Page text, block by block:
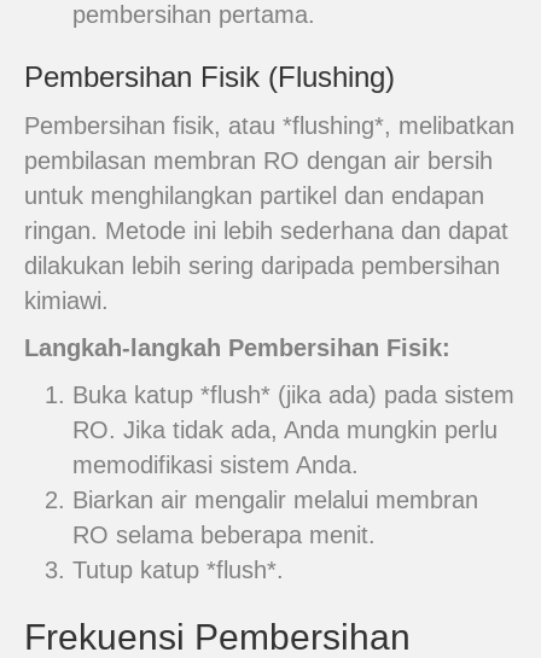
pembersihan pertama.
Pembersihan Fisik (Flushing)
Pembersihan fisik, atau *flushing*, melibatkan
pembilasan membran RO dengan air bersih
untuk menghilangkan partikel dan endapan
ringan. Metode ini lebih sederhana dan dapat
dilakukan lebih sering daripada pembersihan
kimiawi.
Langkah-langkah Pembersihan Fisik:
Buka katup *flush* (jika ada) pada sistem
RO. Jika tidak ada, Anda mungkin perlu
memodifikasi sistem Anda.
Biarkan air mengalir melalui membran
RO selama beberapa menit.
Tutup katup *flush*.
Frekuensi Pembersihan